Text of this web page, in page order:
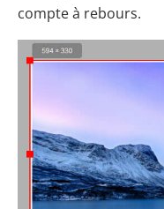
compte à rebours.